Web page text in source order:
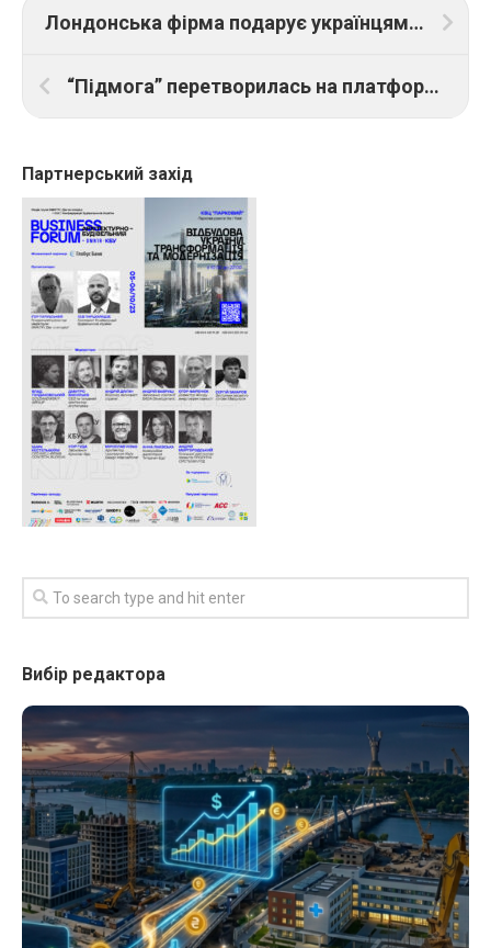
Лондонська фірма подарує українцям тисячі мобільних телефонів на сонячних батареях
“Підмога” перетворилась на платформу для пошуку волонтерів із розгрібання завалів та відбудови будинків
Партнерський захід
Вибір редактора